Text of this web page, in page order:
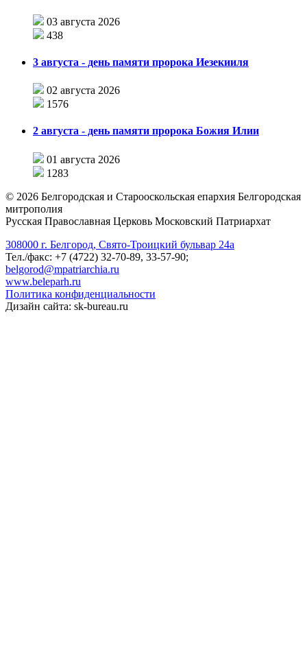
03 августа 2026
438
3 августа - день памяти пророка Иезекииля
02 августа 2026
1576
2 августа - день памяти пророка Божия Илии
01 августа 2026
1283
© 2026 Белгородская и Старооскольская епархия Белгородская
митрополия
Русская Православная Церковь Московский Патриархат
308000 г. Белгород, Свято-Троицкий бульвар 24а
Тел./факс: +7 (4722) 32-70-89, 33-57-90;
belgorod@mpatriarchia.ru
www.beleparh.ru
Политика конфиденциальности
Дизайн сайта: sk-bureau.ru